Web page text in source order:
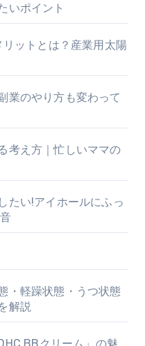
いポイント
ットとは？産業用太陽
業のやり方も変わって
考え方｜忙しいママの
たい!アイホールにふっ
・軽躁状態・うつ状態
解説